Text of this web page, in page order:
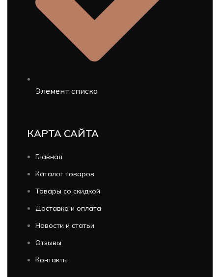
Элемент списка
КАРТА САЙТА
Главная
Каталог товаров
Товары со скидкой
Доставка и оплата
Новости и статьи
Отзывы
Контакты